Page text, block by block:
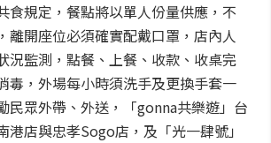
食規定，餐點將以單人份量供應，不
離開座位必須確實配戴口罩，店內人
況監測，點餐、上餐、收款、收桌完
毒，外場每小時須洗手及更換手套一
民眾外帶、外送，「gonna共樂遊」台
港店與忠孝Sogo店，及「光一肆號」